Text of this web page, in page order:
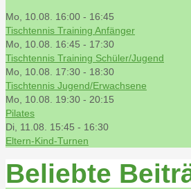
Mo, 10.08. 16:00 - 16:45
Tischtennis Training Anfänger
Mo, 10.08. 16:45 - 17:30
Tischtennis Training Schüler/Jugend
Mo, 10.08. 17:30 - 18:30
Tischtennis Jugend/Erwachsene
Mo, 10.08. 19:30 - 20:15
Pilates
Di, 11.08. 15:45 - 16:30
Eltern-Kind-Turnen
Beliebte